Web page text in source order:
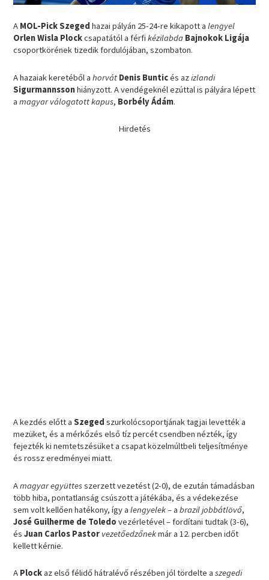
A MOL-Pick Szeged hazai pályán 25-24-re kikapott alengyel
Orlen Wisla Plockcsapatától a férfikézilabda Bajnokok Ligája
csoportkörének tizedik fordulójában, szombaton.
A hazaiak keretéből ahorvát Denis Bunticés azizlandi
Sigurmannssonhiányzott. A vendégeknél ezúttal is pályára lépett
amagyar válogatott kapus, Borbély Ádám.
Hirdetés
A kezdés előtt aSzeged szurkolócsoportjának tagjai levették a
mezüket, és a mérkőzés első tíz percét csendben nézték, így
fejezték ki nemtetszésüket a csapat közelmúltbeli teljesítménye
és rossz eredményei miatt.
Amagyar együttesszerzett vezetést (2-0), de ezután támadásban
több hiba, pontatlanság csúszott a játékába, és a védekezése
sem volt kellően hatékony, így alengyelek– abrazil jobbátlövő,
José Guilherme de Toledo vezérletével – fordítani tudtak (3-6),
ésJuan Carlos Pastor vezetőedzőnekmár a 12. percben időt
kellett kérnie.
A Plockaz első félidő hátralévő részében jól tördelte aszegedi